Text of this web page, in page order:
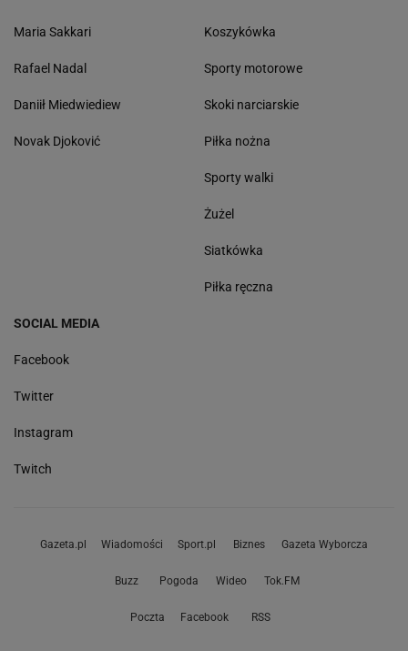
Maria Sakkari
Rafael Nadal
Daniił Miedwiediew
Novak Djoković
Koszykówka
Sporty motorowe
Skoki narciarskie
Piłka nożna
Sporty walki
Żużel
Siatkówka
Piłka ręczna
SOCIAL MEDIA
Facebook
Twitter
Instagram
Twitch
Gazeta.pl Wiadomości Sport.pl Biznes Gazeta Wyborcza
Buzz Pogoda Wideo Tok.FM
Poczta Facebook RSS